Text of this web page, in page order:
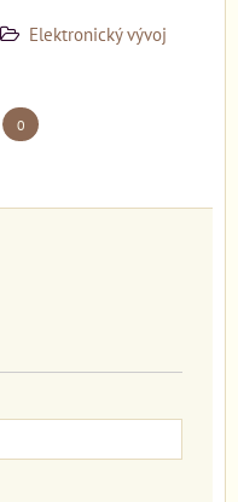
Elektronický vývoj
0